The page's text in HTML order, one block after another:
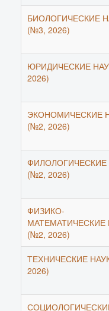
БИОЛОГИЧЕСКИЕ
(№3, 2026)
ЮРИДИЧЕСКИЕ
2026)
ЭКОНОМИЧЕСКИЕ
(№2, 2026)
ФИЛОЛОГИЧЕСКИЕ
(№2, 2026)
ФИЗИКО-
МАТЕМАТИЧЕСКИЕ
(№2, 2026)
ТЕХНИЧЕСКИЕ
2026)